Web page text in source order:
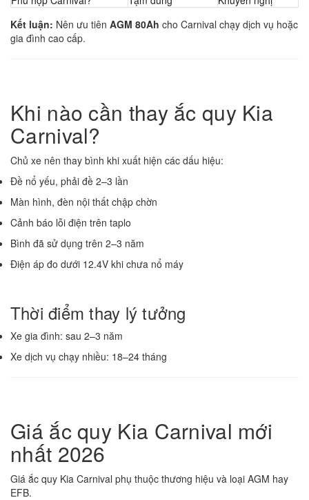
Kết luận: Nên ưu tiên AGM 80Ah cho Carnival chạy dịch vụ hoặc
gia đình cao cấp.
Khi nào cần thay ắc quy Kia
Carnival?
Chủ xe nên thay bình khi xuất hiện các dấu hiệu:
Đề nổ yếu, phải đề 2–3 lần
Màn hình, đèn nội thất chập chờn
Cảnh báo lỗi điện trên taplo
Bình đã sử dụng trên 2–3 năm
Điện áp đo dưới 12.4V khi chưa nổ máy
Thời điểm thay lý tưởng
Xe gia đình: sau 2–3 năm
Xe dịch vụ chạy nhiều: 18–24 tháng
Giá ắc quy Kia Carnival mới
nhất 2026
Giá ắc quy Kia Carnival phụ thuộc thương hiệu và loại AGM hay
EFB.